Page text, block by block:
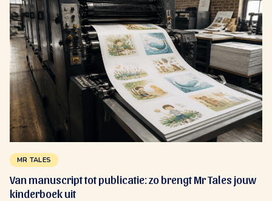
MR TALES
Van manuscript tot publicatie: zo brengt Mr Tales jouw
kinderboek uit